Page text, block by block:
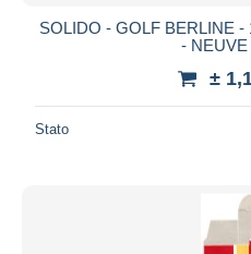
SOLIDO - GOLF BERLINE
- NEUVE
±
Stato